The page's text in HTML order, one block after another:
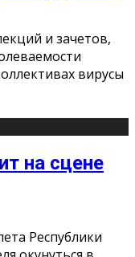
и зачетов,
вирусы
на сцене
Республики